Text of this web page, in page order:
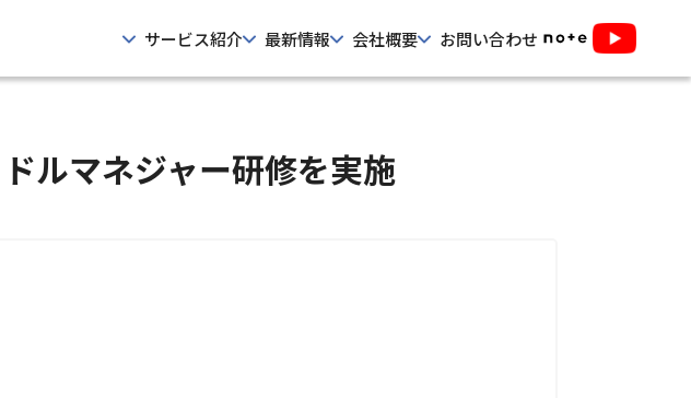
サービス紹介 最新情報 会社概要 お問い合わせ
ルマネジャー研修を実施